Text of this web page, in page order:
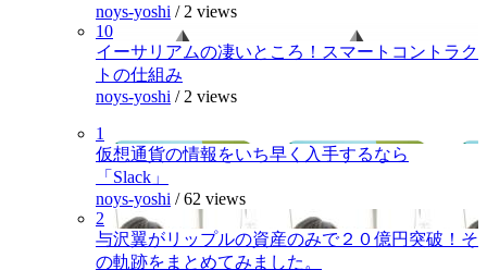
noys-yoshi / 2 views
10
イーサリアムの凄いところ！スマートコントラク
トの仕組み
noys-yoshi / 2 views
1
仮想通貨の情報をいち早く入手するなら
「Slack」
noys-yoshi /62 views
2
与沢翼がリップルの資産のみで２０億円突破！そ
の軌跡をまとめてみました。